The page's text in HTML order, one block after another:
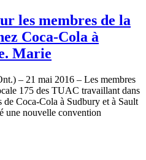
les membres de la
Coca-Cola à
Marie
– 21 mai 2016 – Les membres
175 des TUAC travaillant dans
de Coca-Cola à Sudbury et à Sault
une nouvelle convention